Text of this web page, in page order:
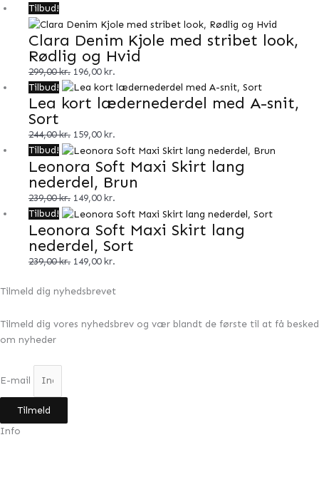
Tilbud!
Clara Denim Kjole med stribet look,
Rødlig og Hvid
299,00kr.
oprindelige
pris
var:
299,00 kr..
196,00kr.
aktuelle
pris
er:
Tilbud!
Lea kort lædernederdel med A-snit,
Sort
244,00kr.
Den
oprindelige
var:
244,00 kr..
159,00kr.
Den
aktuelle
159,00 kr..
Tilbud!
Leonora Soft Maxi Skirt lang
nederdel, Brun
239,00kr.
Den
oprindelige
pris
var:
239,00 kr..
149,00kr.
Den
aktuelle
pris
149,00 kr..
Tilbud!
Leonora Soft Maxi Skirt lang
nederdel, Sort
239,00kr.
Den
oprindelige
pris
var:
149,00kr.
Den
aktuelle
pris
Tilmeld dig nyhedsbrevet
Tilmeld dig vores nyhedsbrev og vær blandt de første til at få besked
om nyheder
E-mail
Tilmeld
Info